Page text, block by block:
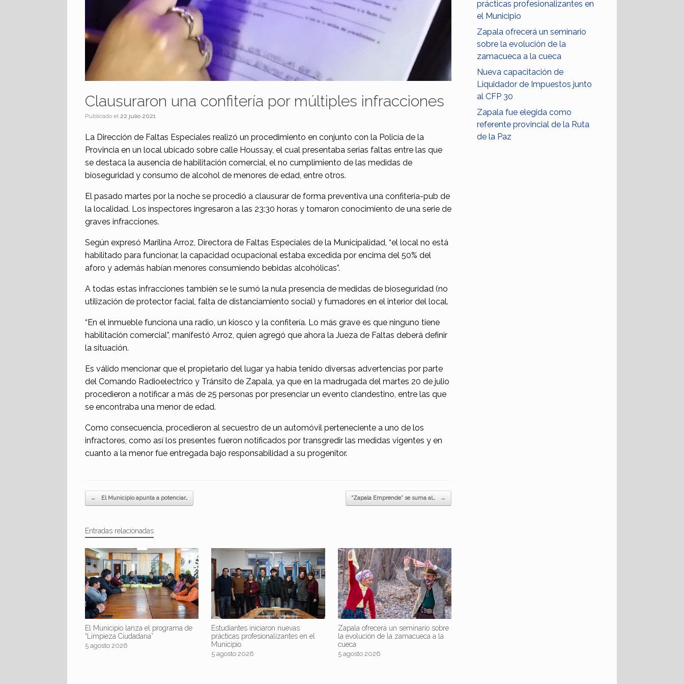
Clausuraron una confitería por múltiples infracciones
Publicado el 22 julio 2021
La Dirección de Faltas Especiales realizó un procedimiento en conjunto con la Policía de la
Provincia en un local ubicado sobre calle Houssay, el cual presentaba serias faltas entre las que
se destaca la ausencia de habilitación comercial, el no cumplimiento de las medidas de
bioseguridad y consumo de alcohol de menores de edad, entre otros.
El pasado martes por la noche se procedió a clausurar de forma preventiva una confitería-pub de
la localidad. Los inspectores ingresaron a las 23:30 horas y tomaron conocimiento de una serie de
graves infracciones.
Según expresó Marilina Arroz, Directora de Faltas Especiales de la Municipalidad, “el local no está
habilitado para funcionar, la capacidad ocupacional estaba excedida por encima del 50% del
aforo y además habían menores consumiendo bebidas alcohólicas”.
A todas estas infracciones también se le sumó la nula presencia de medidas de bioseguridad (no
utilización de protector facial, falta de distanciamiento social) y fumadores en el interior del local.
“En el inmueble funciona una radio, un kiosco y la confitería. Lo más grave es que ninguno tiene
habilitación comercial”, manifestó Arroz, quien agregó que ahora la Jueza de Faltas deberá definir
la situación.
Es válido mencionar que el propietario del lugar ya había tenido diversas advertencias por parte
del Comando Radioelectrico y Tránsito de Zapala, ya que en la madrugada del martes 20 de julio
procedieron a notificar a más de 25 personas por presenciar un evento clandestino, entre las que
se encontraba una menor de edad.
Como consecuencia, procedieron al secuestro de un automóvil perteneciente a uno de los
infractores, como así los presentes fueron notificados por transgredir las medidas vigentes y en
cuanto a la menor fue entregada bajo responsabilidad a su progenitor.
Navegador de artículos
← El Municipio apunta a potenciar… “Zapala Emprende” se suma al… →
Entradas relacionadas
El Municipio lanza el programa de
“Limpieza Ciudadana”
5 agosto 2026
Estudiantes iniciaron nuevas
prácticas profesionalizantes en el
Municipio
5 agosto 2026
Zapala ofrecerá un seminario sobre
la evolución de la zamacueca a la
cueca
5 agosto 2026
prácticas profesionalizantes en
el Municipio
Zapala ofrecerá un seminario
sobre la evolución de la
zamacueca a la cueca
Nueva capacitación de
Liquidador de Impuestos junto
al CFP 30
Zapala fue elegida como
referente provincial de la Ruta
de la Paz